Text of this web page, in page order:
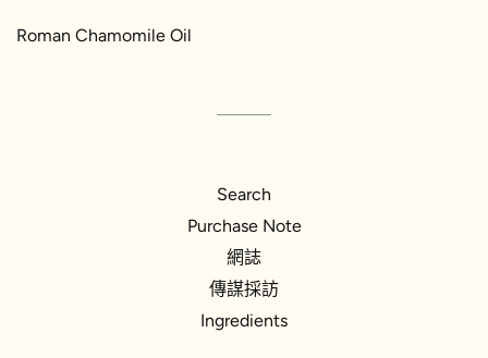
Roman Chamomile Oil
Search
Purchase Note
網誌
傳謀採訪
Ingredients